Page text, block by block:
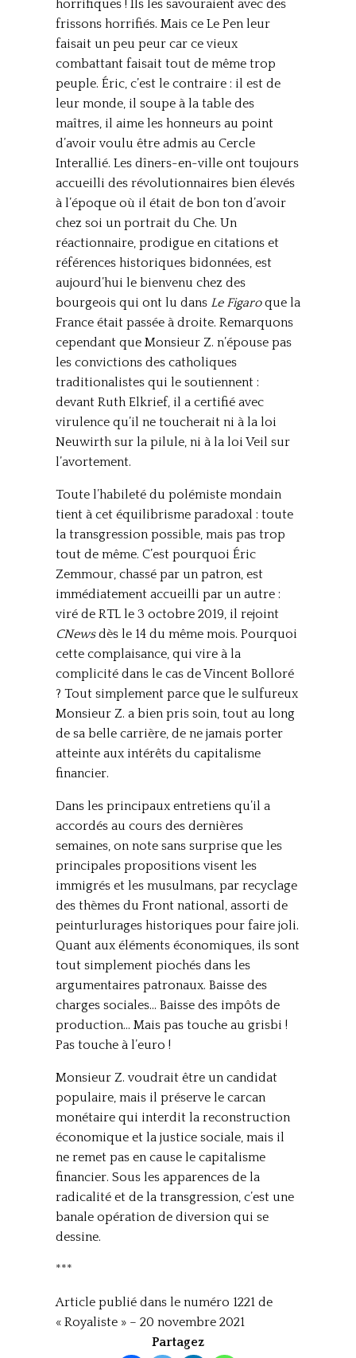
horrifiques ! Ils les savouraient avec des
frissons horrifiés. Mais ce Le Pen leur
faisait un peu peur car ce vieux
combattant faisait tout de même trop
peuple. Éric, c’est le contraire : il est de
leur monde, il soupe à la table des
maîtres, il aime les honneurs au point
d’avoir voulu être admis au Cercle
Interallié. Les dîners-en-ville ont toujours
accueilli des révolutionnaires bien élevés
à l’époque où il était de bon ton d’avoir
chez soi un portrait du Che. Un
réactionnaire, prodigue en citations et
références historiques bidonnées, est
aujourd’hui le bienvenu chez des
bourgeois qui ont lu dans Le Figaroque la
France était passée à droite. Remarquons
cependant que Monsieur Z. n’épouse pas
les convictions des catholiques
traditionalistes qui le soutiennent :
devant Ruth Elkrief, il a certifié avec
virulence qu’il ne toucherait ni à la loi
Neuwirth sur la pilule, ni à la loi Veil sur
l’avortement.
Toute l’habileté du polémiste mondain
tient à cet équilibrisme paradoxal : toute
la transgression possible, mais pas trop
tout de même. C’est pourquoi Éric
Zemmour, chassé par un patron, est
immédiatement accueilli par un autre :
viré de RTL le 3 octobre 2019, il rejoint
CNewsdès le 14 du même mois. Pourquoi
cette complaisance, qui vire à la
complicité dans le cas de Vincent Bolloré
? Tout simplement parce que le sulfureux
Monsieur Z. a bien pris soin, tout au long
de sa belle carrière, de ne jamais porter
atteinte aux intérêts du capitalisme
financier.
Dans les principaux entretiens qu’il a
accordés au cours des dernières
semaines, on note sans surprise que les
principales propositions visent les
immigrés et les musulmans, par recyclage
des thèmes du Front national, assorti de
peinturlurages historiques pour faire joli.
Quant aux éléments économiques, ils sont
tout simplement piochés dans les
argumentaires patronaux. Baisse des
charges sociales… Baisse des impôts de
production… Mais pas touche au grisbi !
Pas touche à l’euro !
Monsieur Z. voudrait être un candidat
populaire, mais il préserve le carcan
monétaire qui interdit la reconstruction
économique et la justice sociale, mais il
ne remet pas en cause le capitalisme
financier. Sous les apparences de la
radicalité et de la transgression, c’est une
banale opération de diversion qui se
dessine.
***
Article publié dans le numéro 1221 de
« Royaliste » – 20 novembre 2021
Partagez